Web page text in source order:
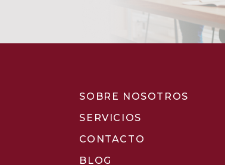
SOBRE NOSOTROS
SERVICIOS
CONTACTO
BLOG